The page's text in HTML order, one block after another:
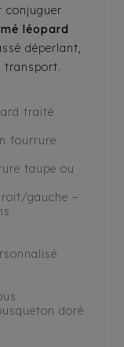
conjuguer
léopard
déperlant,
transport.
traité
fourrure
taupe ou
gauche –
doré